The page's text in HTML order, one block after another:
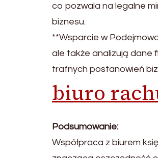
co pozwala na legalne
biznesu.
**Wsparcie w
ale także analizują dane
trafnych postanowień
biuro
Podsumowanie:
Współpraca z biurem